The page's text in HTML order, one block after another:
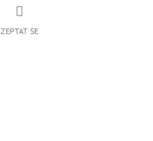
ZEPTAT SE